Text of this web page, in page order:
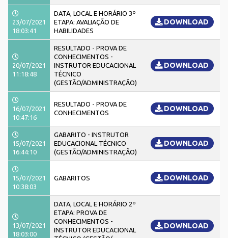
23/07/2021
18:03:41
DATA, LOCAL E HORÁRIO 3º
ETAPA: AVALIAÇÃO DE
HABILIDADES
DOWNLOAD
20/07/2021
11:18:48
RESULTADO - PROVA DE
CONHECIMENTOS -
INSTRUTOR EDUCACIONAL
TÉCNICO
(GESTÃO/ADMINISTRAÇÃO)
DOWNLOAD
16/07/2021
10:47:16
RESULTADO - PROVA DE
CONHECIMENTOS
DOWNLOAD
15/07/2021
16:44:10
GABARITO - INSTRUTOR
EDUCACIONAL TÉCNICO
(GESTÃO/ADMINISTRAÇÃO)
DOWNLOAD
15/07/2021
10:38:03
GABARITOS DOWNLOAD
13/07/2021
18:03:00
DATA, LOCAL E HORÁRIO 2º
ETAPA: PROVA DE
CONHECIMENTOS -
INSTRUTOR EDUCACIONAL
DOWNLOAD